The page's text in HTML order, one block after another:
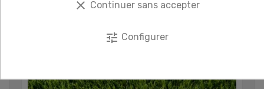
clear Continuer sans accepter
tune Configurer